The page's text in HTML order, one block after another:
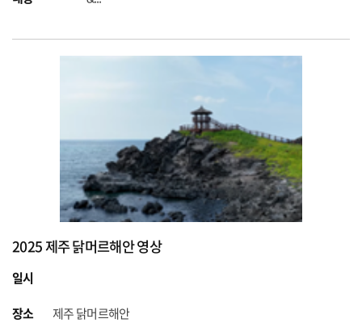
2025 제주 닭머르해안 영상
일시
장소
제주 닭머르해안